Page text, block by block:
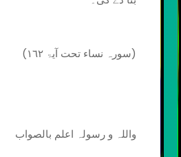
(سورہ نساء تحت آیۃ ۱٦٢)
واللہ و رسولہ اعلم بالصواب